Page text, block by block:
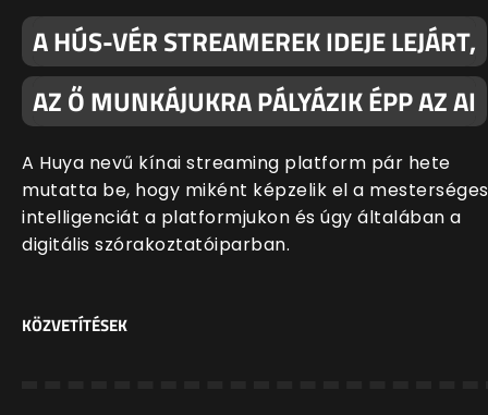
A HÚS-VÉR STREAMEREK IDEJE LEJÁRT,
AZ Ő MUNKÁJUKRA PÁLYÁZIK ÉPP AZ AI
A Huya nevű kínai streaming platform pár hete
mutatta be, hogy miként képzelik el a mesterséges
intelligenciát a platformjukon és úgy általában a
digitális szórakoztatóiparban.
KÖZVETÍTÉSEK